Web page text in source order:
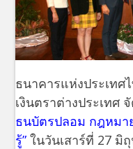
ธนาคารแห่งประเท
เงินตราต่างประเทศ
ธนบัตรปลอม กฎหมา
รู้” ในวันเสาร์ที่ 27 มิ